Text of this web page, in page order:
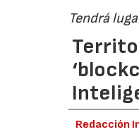
Tendrá
Redacción